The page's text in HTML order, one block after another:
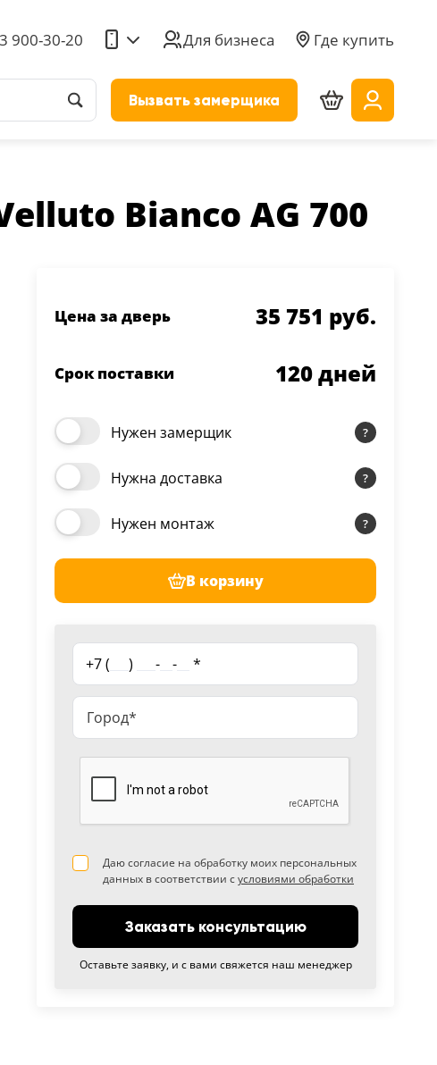
Вызвать замерщика
900-30-20 Для бизнеса Где купить
Bianco AG 700
Цена за дверь 35 751 руб.
Срок поставки 120дней
Нужен замерщик
Нужна доставка
Нужен монтаж
В корзину
+7 ( ) - - *
Даю согласие на обработку моих персональных
данных в соответствии сусловиями обработки
Заказать консультацию
Оставьте заявку, и с вами свяжется наш менеджер